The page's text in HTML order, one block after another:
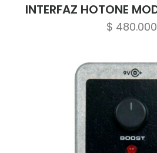
INTERFAZ HOTONE
$ 480.000